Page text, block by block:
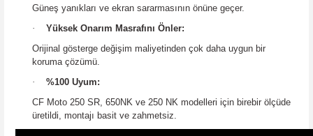
Güneş yanıkları ve ekran sararmasının önüne geçer.
·
Yüksek Onarım Masrafını Önler:
Orijinal gösterge değişim maliyetinden çok daha uygun bir
koruma çözümü.
·
%100 Uyum:
CF Moto 250 SR, 650NK ve 250 NK modelleri için birebir ölçüde
üretildi, montajı basit ve zahmetsiz.